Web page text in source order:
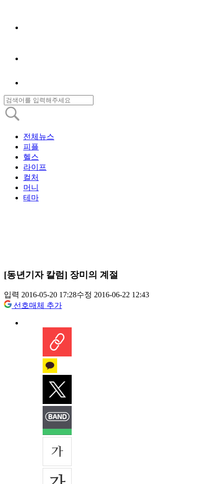
전체뉴스
피플
헬스
라이프
컬처
머니
테마
[동년기자 칼럼] 장미의 계절
입력 2016-05-20 17:28수정 2016-06-22 12:43
선호매체 추가